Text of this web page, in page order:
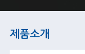
제품소개